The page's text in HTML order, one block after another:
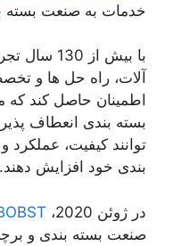
خدمات به صنعت بسته
آلات، راه حل ها و
اطمینان حاصل کند
بسته بندی انعطاف
توانند کیفیت، عملکرد
بندی خود افزایش دهند.
در ژوئن 2020،
صنعت بسته بندی و